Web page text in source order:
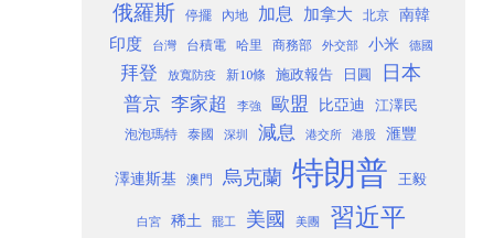
俄羅斯 停擺 內地 加息 加拿大 北京
南韓
印度
台灣 台積電 哈里 商務部 外交部 小米 德國
拜登 放寬防疫 新10條 施政報告 日圓 日本
普京 李家超 李強 歐盟 比亞迪 江澤民
泡泡瑪特 泰國 深圳 減息 港交所 港股 滙豐
澤連斯基 澳門 烏克蘭 特朗普 王毅
白宮 稀土 罷工 美國 美團 習近平